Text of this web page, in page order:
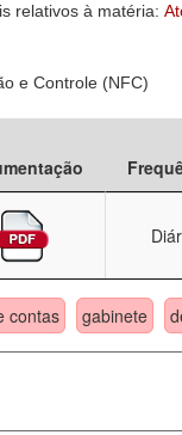
relativos à matéria:
e Controle (NFC)
contas gabinete